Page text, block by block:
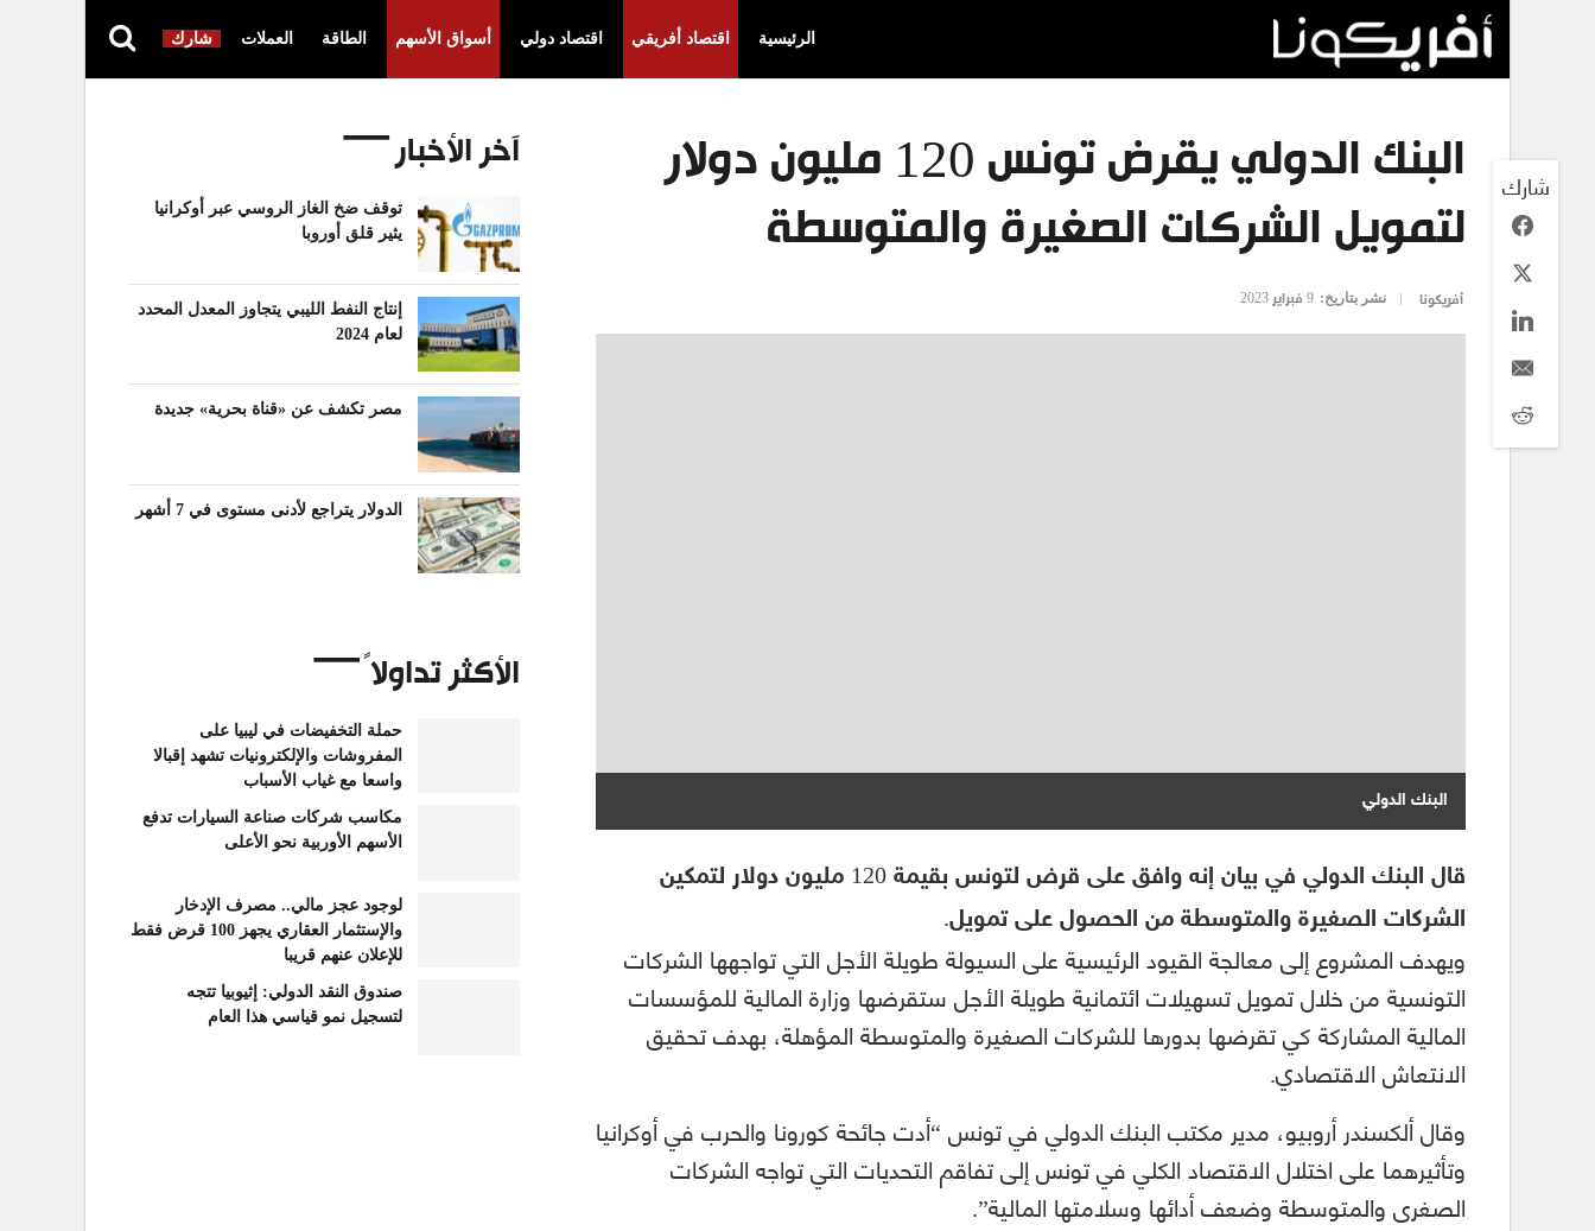
الرئيسية اقتصاد أفريقي اقتصاد دولي أسواق الأسهم الطاقة العملات شارك
البنك الدولي يقرض تونس 120 مليون دولار
لتمويل الشركات الصغيرة والمتوسطة
أفريكونا نشر بتاريخ: 9 فبراير 2023
البنك الدولي
شارك
قال البنك الدولي في بيان إنه وافق على قرض لتونس بقيمة 120 مليون دولار لتمكين
الشركات الصغيرة والمتوسطة من الحصول على تمويل.
ويهدف المشروع إلى معالجة القيود الرئيسية على السيولة طويلة الأجل التي تواجهها الشركات
التونسية من خلال تمويل تسهيلات ائتمانية طويلة الأجل ستقرضها وزارة المالية للمؤسسات
المالية المشاركة كي تقرضها بدورها للشركات الصغيرة والمتوسطة المؤهلة، بهدف تحقيق
الانتعاش الاقتصادي.
وقال ألكسندر أروبيو، مدير مكتب البنك الدولي في تونس “أدت جائحة كورونا والحرب في أوكرانيا
وتأثيرهما على اختلال الاقتصاد الكلي في تونس إلى تفاقم التحديات التي تواجه الشركات
الصغرى والمتوسطة وضعف أدائها وسلامتها المالية”.
آخر الأخبار
توقف ضخ الغاز الروسي عبر أوكرانيا
يثير قلق أوروبا
إنتاج النفط الليبي يتجاوز المعدل المحدد
لعام 2024
مصر تكشف عن «قناة بحرية» جديدة
الدولار يتراجع لأدنى مستوى في 7 أشهر
الأكثر تداولاً
حملة التخفيضات في ليبيا على
المفروشات والإلكترونيات تشهد إقبالا
واسعا مع غياب الأسباب
مكاسب شركات صناعة السيارات تدفع
الأسهم الأوربية نحو الأعلى
لوجود عجز مالي.. مصرف الإدخار
والإستثمار العقاري يجهز 100 قرض فقط
للإعلان عنهم قريبا
صندوق النقد الدولي: إثيوبيا تتجه
لتسجيل نمو قياسي هذا العام